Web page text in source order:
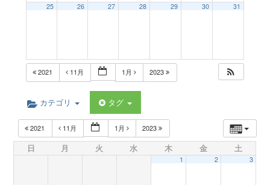
t
i
25 26 27 28 29 30 31
2021 11月 1月 2023
カテゴリ タグ
2021 11月 1月 2023
日 月 火 水 木 金 土
1 2 3